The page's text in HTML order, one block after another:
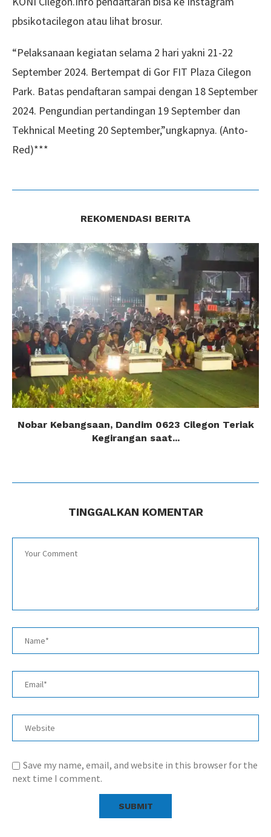
pbsikotacilegon atau lihat brosur.
“Pelaksanaan kegiatan selama 2 hari yakni 21-22
September 2024. Bertempat di Gor FIT Plaza Cilegon
Park. Batas pendaftaran sampai dengan 18 September
2024. Pengundian pertandingan 19 September dan
Tekhnical Meeting 20 September,”ungkapnya. (Anto-
Red)***
REKOMENDASI BERITA
Nobar Kebangsaan, Dandim 0623 Cilegon Teriak
Kegirangan saat...
TINGGALKAN KOMENTAR
Save my name, email, and website in this browser for the
next time I comment.